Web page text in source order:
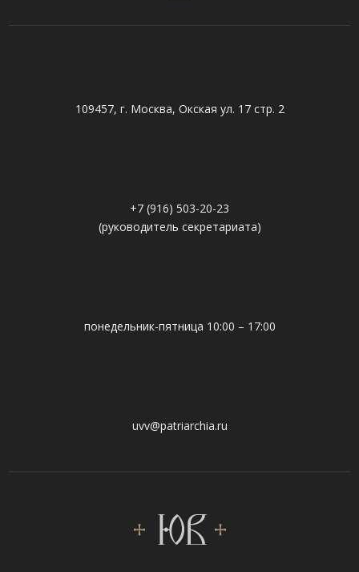
109457, г. Москва, Окская ул. 17 стр. 2
+7 (916) 503-20-23
(руководитель секретариата)
понедельник-пятница 10:00 – 17:00
uvv@patriarchia.ru